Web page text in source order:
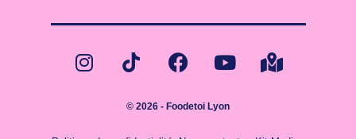
© 2026 - Foodetoi Lyon